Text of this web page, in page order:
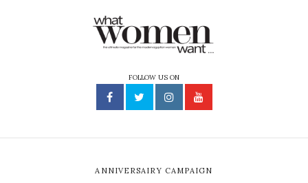
FOLLOW US ON
ANNIVERSAIRY CAMPAIGN